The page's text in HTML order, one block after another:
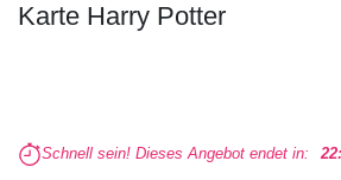
Karte Harry Potter
Schnell sein! Dieses Angebot endet in: